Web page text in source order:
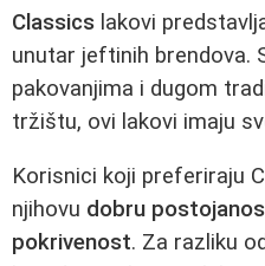
Classics lakovi
unutar jeftinih brendova.
pakovanjima i dugom
tržištu, ovi lakovi imaju
Korisnici koji preferiraju
njihovu dobru
pokrivenost. Za razliku